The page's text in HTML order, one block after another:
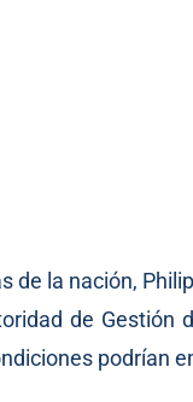
de la nación,
de Gestión
podrían